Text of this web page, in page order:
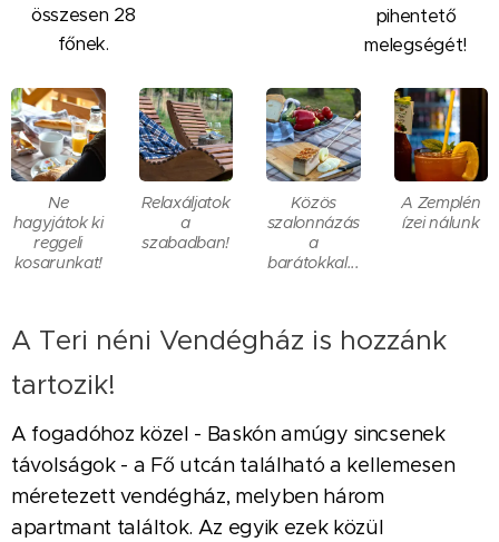
összesen 28
főnek.
pihentető
melegségét!
Ne
hagyjátok ki
reggeli
kosarunkat!
Relaxáljatok
a
szabadban!
Közös
szalonnázás
a
barátokkal...
A Zemplén
ízei nálunk
A Teri néni Vendégház is hozzánk
tartozik!
A fogadóhoz közel - Baskón amúgy sincsenek
távolságok - a Fő utcán található a kellemesen
méretezett vendégház, melyben három
apartmant találtok. Az egyik ezek közül